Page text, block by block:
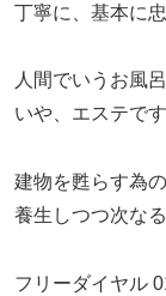
丁寧に、基本に
人間でいうお風呂
いや、エステです
建物を甦らす為
養生しつつ次な
フリーダイヤル